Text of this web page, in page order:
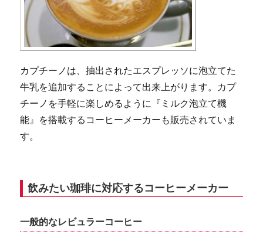
カプチーノは、抽出されたエスプレッソに泡立てた
牛乳を追加することによって出来上がります。カプ
チーノを手軽に楽しめるように『ミルク泡立て機
能』を搭載するコーヒーメーカーも販売されていま
す。
飲みたい珈琲に対応するコーヒーメーカー
一般的なレビュラーコーヒー